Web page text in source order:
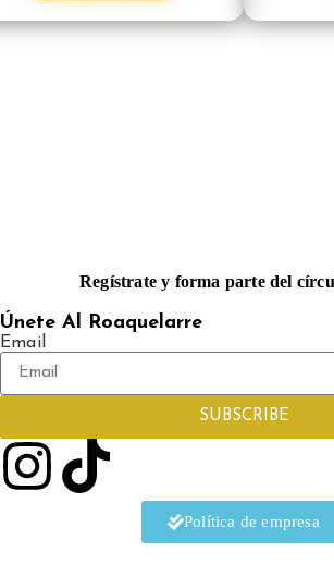
Regístrate y forma parte del
Únete Al Roaquelarre
Email
SUBSCRIBE
Política de empresa